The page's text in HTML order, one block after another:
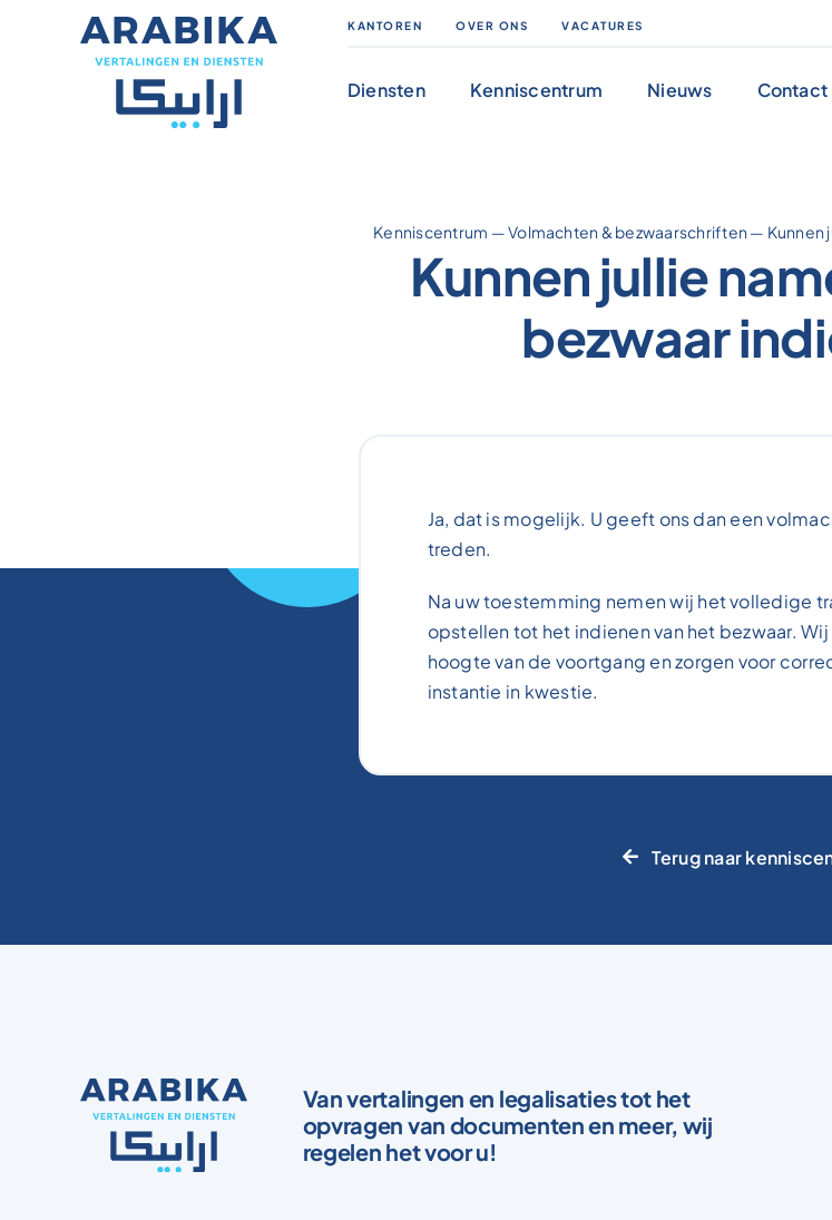
KANTOREN OVER ONS VACATURES
Diensten Kenniscentrum Nieuws Contact
Kenniscentrum —Volmachten & bezwaarschriften — Kunnen
Kunnen jullie
bezwaar
Ja, dat is mogelijk. U geeft ons dan een
treden.
Na uw toestemming nemen wij het volledige
opstellen tot het indienen van het bezwaar.
hoogte van de voortgang en zorgen voor
instantie in kwestie.
Terug naar
Van vertalingen en legalisaties tot het
opvragen van documenten en meer, wij
regelen het voor u!